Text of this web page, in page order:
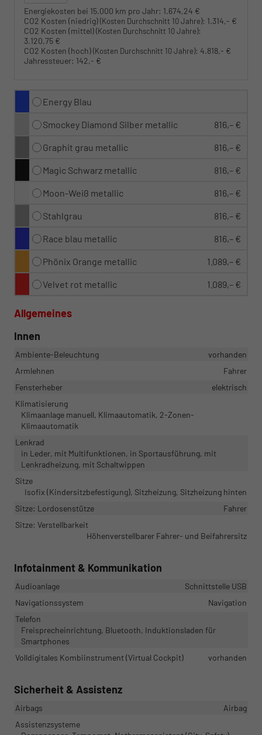
Energiekosten bei 15.000 km pro Jahr: 1.674,24 €
CO2 Kosten (niedrig)(Kosten Durchschnitt 10 Jahre): 1.314,- €
CO2 Kosten (mittel)(Kosten Durchschnitt 10 Jahre):
3.120,75 €
CO2 Kosten (hoch)(Kosten Durchschnitt 10 Jahre): 4.818,- €
Jahressteuer: 142,- €
Energy Blau
Smockey Diamond Silber metallic 816,– €
Graphit grau metallic 816,– €
Magic Schwarz metallic 816,– €
Moon-Weiß metallic 816,– €
Stahlgrau 816,– €
Race blau metallic 816,– €
Phönix Orange metallic 1.089,– €
Velvet rot metallic 1.089,– €
Allgemeines
Innen
Ambiente-Beleuchtung
vorhanden
Armlehnen
Fahrer
Fensterheber
elektrisch
Klimatisierung
Klimaanlage manuell, Klimaautomatik, 2-Zonen-
Klimaautomatik
Lenkrad
in Leder, mit Multifunktionen, in Sportausführung, mit
Lenkradheizung, mit Schaltwippen
Sitze
Isofix (Kindersitzbefestigung), Sitzheizung, Sitzheizung hinten
Sitze: Lordosenstütze
Fahrer
Sitze: Verstellbarkeit
Höhenverstellbarer Fahrer- und Beifahrersitz
Infotainment & Kommunikation
Audioanlage
Schnittstelle USB
Navigationssystem
Navigation
Telefon
Freisprecheinrichtung, Bluetooth, Induktionsladen für
Smartphones
Volldigitales Kombiinstrument (Virtual Cockpit)
vorhanden
Sicherheit & Assistenz
Airbags
Airbag
Assistenzsysteme